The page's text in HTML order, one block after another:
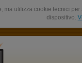
ma utilizza cookie tecnici
dispositivo.